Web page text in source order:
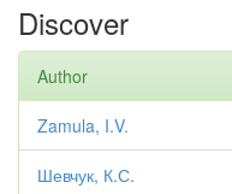
Discover
Author
Zamula, I.V.
Шевчук, К.С.